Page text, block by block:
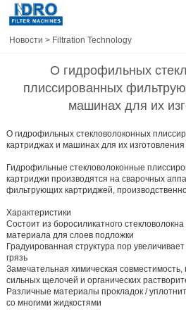
Новости > Filtration Technology
О гидрофильных
плиссированных
машинах для их
О гидрофильных стекловолоконных
картриджах и машинах для их изготовления
Гидрофильные стекловолоконные
картриджи производятся на сварочных
фильтрующих картриджей,
Характеристики
Состоит из боросиликатного
материала для слоев подложки
Градуированная структура пор
грязь
Замечательная химическая совместимость,
сильных щелочей и органических
Различные материалы прокладок /
со многими жидкостями